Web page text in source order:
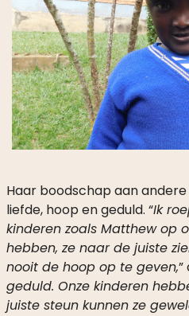
Haar boodschap aan
liefde, hoop en geduld. “Ik
kinderen zoals Matthew op
hebben, ze naar de juiste
nooit de hoop op te geven,
geduld. Onze kinderen
juiste steun kunnen ze